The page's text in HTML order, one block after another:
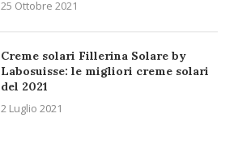
25 Ottobre 2021
Creme solari Fillerina Solare by
Labosuisse: le migliori creme solari
del 2021
2 Luglio 2021